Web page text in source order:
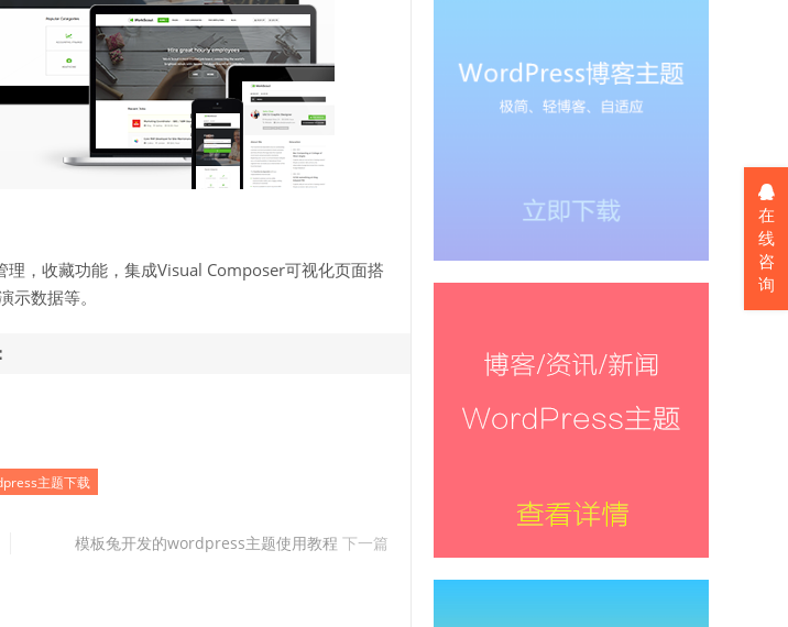
，收藏功能，集成Visual Composer可视化页面搭
数据等。
主题下载
模板兔开发的wordpress主题使用教程 下一篇
在
线
咨
询